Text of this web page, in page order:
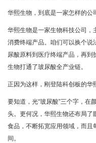
华熙生物，到底是一家怎样的公
华熙生物是一家生物科技公司，
消费终端产品。咱们可以换个说
尿酸原料到医疗终端产品，再
生物打通了玻尿酸全产业链。
正因为这样，刚登陆科创板的华
要知道，光“玻尿酸”三个字，在
头。更何况，华熙生物还布局了
食品，不断拓宽应用领域，而且
间。